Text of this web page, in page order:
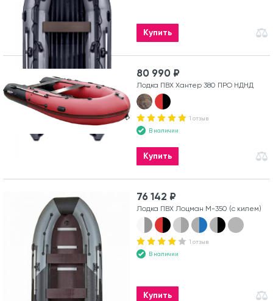
Купить
80 990 ₽
Лодка ПВХ Хантер 380 ПРО НДНД
1 отзыв
В наличии
Купить
76 142 ₽
Лодка ПВХ Лоцман М-350 (с килем)
1 отзыв
В наличии
Купить